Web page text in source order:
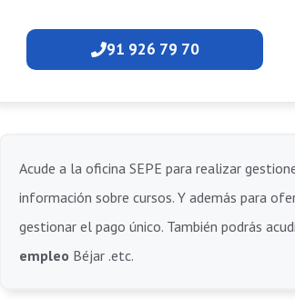
91 926 79 70
Acude a la oficina SEPE para realizar
información sobre cursos. Y además para
gestionar el pago único. También podrás
empleo Béjar .etc.